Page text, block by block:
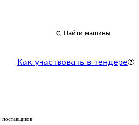
Найти машины
Как участвовать в тендере
поставщиков